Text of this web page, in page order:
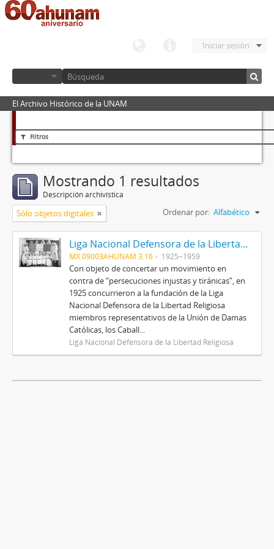
Iniciar sesión
El Archivo Histórico de la UNAM
Filtros
Mostrando 1 resultados
Descripción archivística
Sólo objetos digitales Ordenar por: Alfabético
Liga Nacional Defensora de la Libertad Religiosa
MX 09003AHUNAM 3.16 1925~1959
Con objeto de concertar un movimiento en
contra de “persecuciones injustas y tiránicas”, en
1925 concurrieron a la fundación de la Liga
Nacional Defensora de la Libertad Religiosa
miembros representativos de la Unión de Damas
Católicas, los Caball...
Liga Nacional Defensora de la Libertad Religiosa